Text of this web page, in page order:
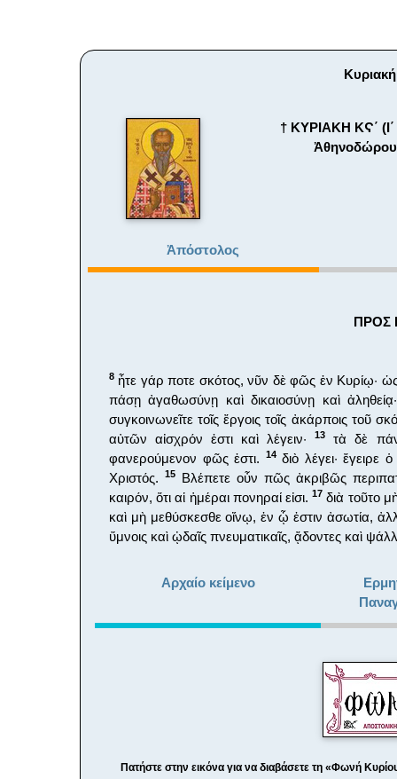
† ΚΥΡΙΑΚΗ ΚϚ΄
Ἀθηνοδώρου
Ἀπόστολος
ΠΡΟΣ
8 ἦτε γάρ ποτε σκότος, νῦν δὲ φῶς ἐν Κυρίῳ·
πάσῃ ἀγαθωσύνῃ καὶ δικαιοσύνῃ καὶ
συγκοινωνεῖτε τοῖς ἔργοις τοῖς ἀκάρποις τοῦ
αὐτῶν αἰσχρόν ἐστι καὶ λέγειν·13
τὰ δὲ
φανερούμενον φῶς ἐστι.
14διὸ λέγει· ἔγειρε
Χριστός.
15Βλέπετε οὖν πῶς ἀκριβῶς
καιρόν, ὅτι αἱ ἡμέραι πονηραί εἰσι.17 διὰ τοῦτο
καὶ μὴ μεθύσκεσθε οἴνῳ, ἐν ᾧ ἐστιν ἀσωτία,
ὕμνοις καὶ ᾠδαῖς πνευματικαῖς, ᾄδοντες καὶ
Αρχαίο κείμενο
Πατήστε στην εικόνα για να διαβάσετε τη «Φωνή